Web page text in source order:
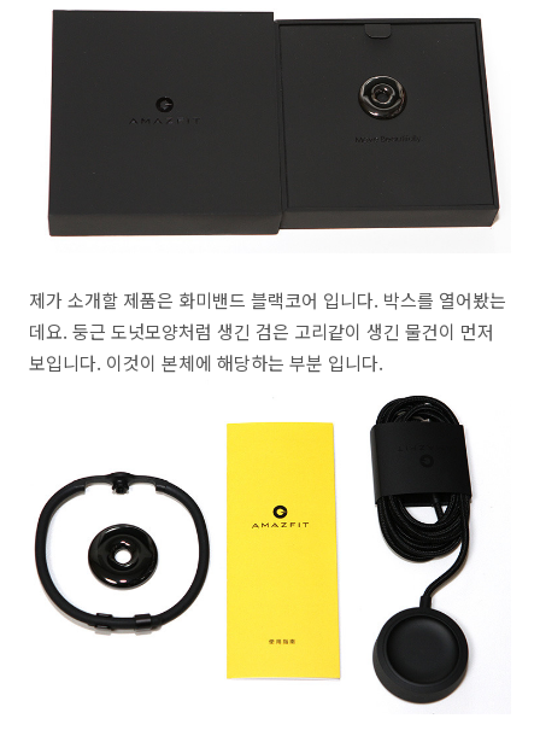
제가 소개할 제품은 화미밴드 블랙코어 입니다. 박스를 열어봤는
데요. 둥근 도넛모양처럼 생긴 검은 고리같이 생긴 물건이 먼저
보입니다. 이것이 본체에 해당하는 부분 입니다.